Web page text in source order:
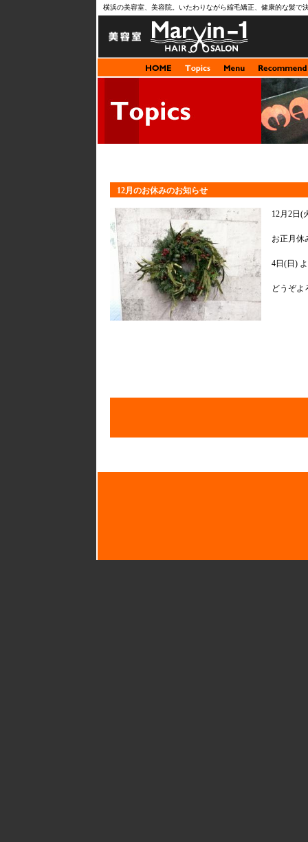
横浜の美容室、美容院。いたわりながら縮毛矯正、健康的な髪で
12月のお休みのお知らせ
12月2日(
お正月休
4日(日)
どうぞよ